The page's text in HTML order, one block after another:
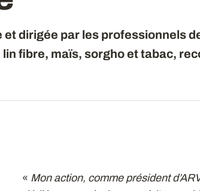
dirigée par les professionnels
fibre, maïs, sorgho et tabac,
« Mon action, comme président